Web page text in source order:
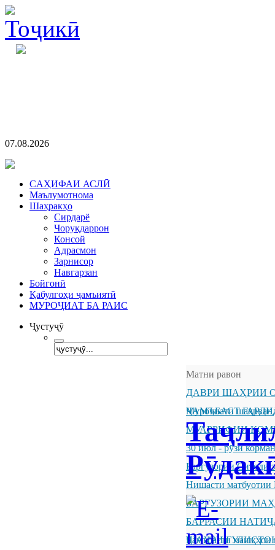
07.08.2026
CАҲИФАИ АСЛӢ
Маълумотнома
Шаҳракҳо
Сирдарё
Чоруқдаррон
Консой
Адрасмон
Зарнисор
Навгарзан
Бойгонӣ
Қабулгоҳи ҷамъиятӣ
МУРОҶИАТ БА РАИС
Ҷустуҷӯ
Матни равон
ДАВРИ ШАҲРИИ
ҶАМЪБАСТ
Муроҷиати
МУАРРИФИИ
30 июл - рӯзи
Баргузории Ситоди
Нишасти матбуотии
БАРГУЗОРИИ
БАРРАСИИ
ШАҲРИ
Ҷамъбасти машқҳои